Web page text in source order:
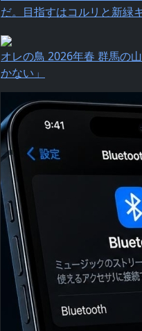
だ。目指すはコルリと新緑
オレの鳥 2026年春 群馬の
かない」